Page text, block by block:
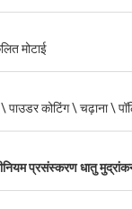
मोटाई
पाउडर कोटिंग \ चढ़ाना \
प्रसंस्करण धातु